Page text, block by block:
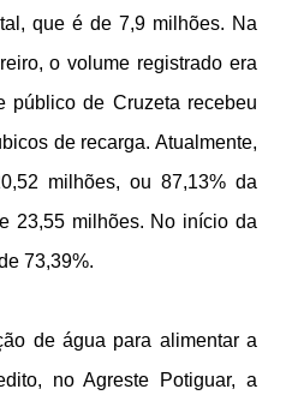
que é de 7,9 milhões. Na
o volume registrado era
público de Cruzeta recebeu
de recarga. Atualmente,
milhões, ou 87,13% da
23,55 milhões. No início da
73,39%.
de água para alimentar a
no Agreste Potiguar, a